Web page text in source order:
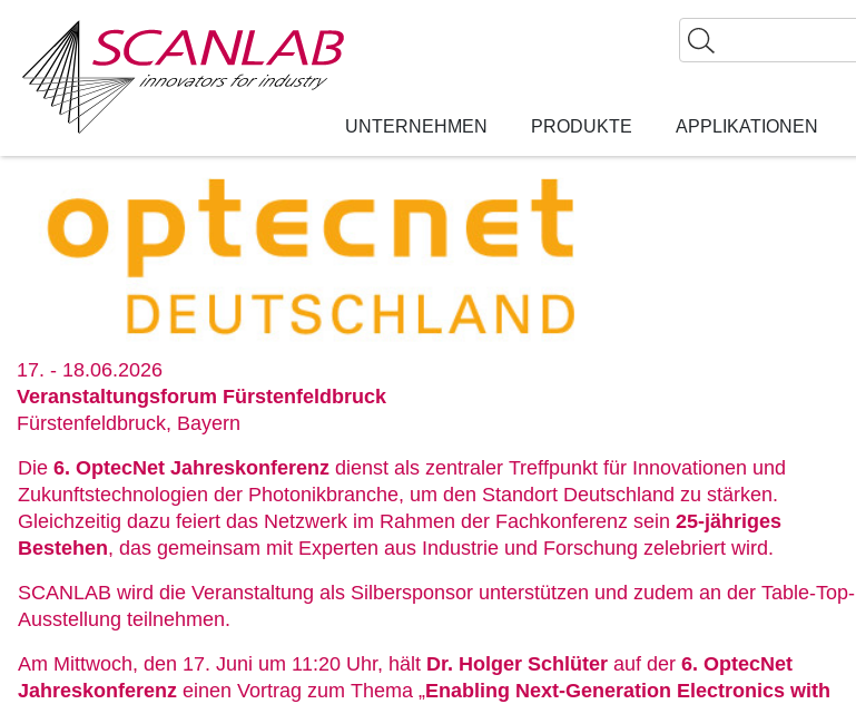
Inhalt
Suche
UNTERNEHMEN PRODUKTE APPLIKATIONEN
17. - 18.06.2026
Veranstaltungsforum Fürstenfeldbruck
Fürstenfeldbruck, Bayern
Die 6. OptecNet Jahreskonferenz dienst als zentraler Treffpunkt für Innovationen und
Zukunftstechnologien der Photonikbranche, um den Standort Deutschland zu stärken.
Gleichzeitig dazu feiert das Netzwerk im Rahmen der Fachkonferenz sein 25-jähriges
Bestehen, das gemeinsam mit Experten aus Industrie und Forschung zelebriert wird.
SCANLAB wird die Veranstaltung als Silbersponsor unterstützen und zudem an der Table-Top-
Ausstellung teilnehmen.
Am Mittwoch, den 17. Juni um 11:20 Uhr, hält Dr. Holger Schlüter auf der 6. OptecNet
Jahreskonferenz einen Vortrag zum Thema „Enabling Next-Generation Electronics with